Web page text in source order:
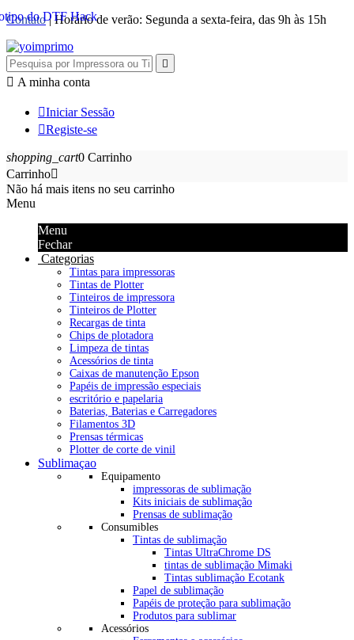
Contato| Horário de verão: Segunda a sexta-feira, das 9h às 15h

 A minha conta
Iniciar Sessão
Registe-se
shopping_cart0 Carrinho
Carrinho
Não há mais itens no seu carrinho
Menu
Menu
Fechar
Categorias
Tintas para impressoras
Tintas de Plotter
Tinteiros de impressora
Tinteiros de Plotter
Recargas de tinta
Chips de plotadora
Limpeza de tintas
Acessórios de tinta
Caixas de manutenção Epson
Papéis de impressão especiais
escritório e papelaria
Baterias, Baterias e Carregadores
Filamentos 3D
Prensas térmicas
Plotter de corte de vinil
Sublimaçao
Equipamento
impressoras de sublimação
Kits iniciais de sublimação
Prensas de sublimação
Consumibles
Tintas de sublimação
Tintas UltraChrome DS
tintas de sublimação Mimaki
Tintas sublimação Ecotank
Papel de sublimação
Papéis de proteção para sublimação
Produtos para sublimar
Acessórios